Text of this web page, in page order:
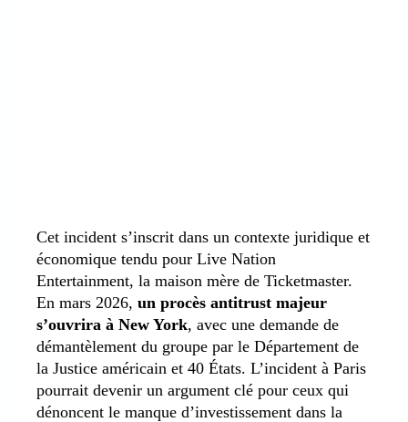
Cet incident s’inscrit dans un contexte juridique et
économique tendu pour Live Nation
Entertainment, la maison mère de Ticketmaster.
En mars 2026, un procès antitrust majeur
s’ouvrira à New York, avec une demande de
démantèlement du groupe par le Département de
la Justice américain et 40 États. L’incident à Paris
pourrait devenir un argument clé pour ceux qui
dénoncent le manque d’investissement dans la